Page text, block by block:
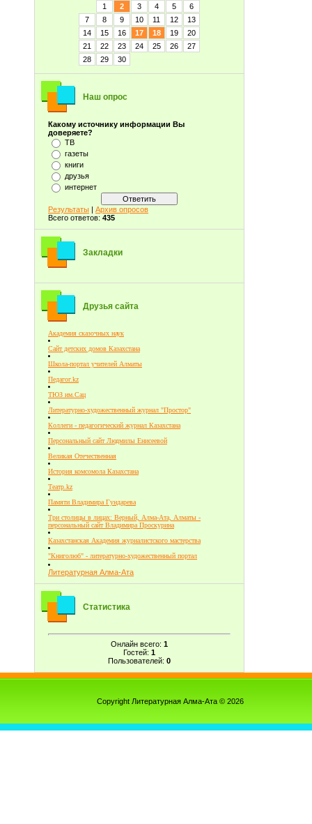
1
2 3 4 5
6
7
8 9 10 11 12
13
14
15 16 17 18 19
20
21
22 23 24 25 26
27
28
29 30
Наш опрос
Какому источнику информации Вы
доверяете?
ТВ
газеты
книги
друзья
интернет
Результаты | Архив опросов
Всего ответов: 435
Закладки
Друзья сайта
Академия сказочных наук
Сайт детских домов Казахстана
Школа-портал учителей Алматы
Педагог.kz
ТЮЗ им.Сац
Литературно-художественный журнал "Простор"
Коллеги - педагогический журнал Казахстана
Персональный сайт Людмилы Енисеевой
Великая Отечественная
История комсомола Казахстана
Театр.kz
Памяти Владимира Гундарева
Три столицы в лицах: Верный, Алма-Ата, Алматы -
персональный сайт Владимира Проскурина
Казахстанская Академия журналистского мастерства
"Книголюб" - литературно-художественный портал
Литературная Алма-Ата
Статистика
Онлайн всего: 1
Гостей: 1
Пользователей: 0
Copyright Литературная Алма-Ата © 2026